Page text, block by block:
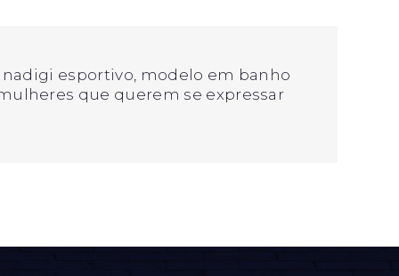
esportivo, modelo em banho
que querem se expressar